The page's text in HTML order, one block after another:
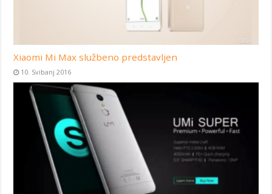
Xiaomi Mi Max službeno predstavljen
10. Svibanj 2016